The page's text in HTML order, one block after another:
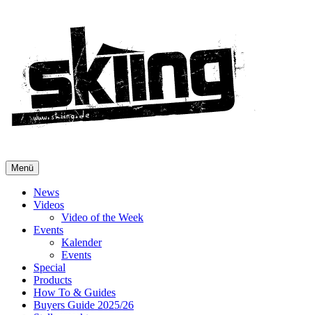
Menü
News
Videos
Video of the Week
Events
Kalender
Events
Special
Products
How To & Guides
Buyers Guide 2025/26